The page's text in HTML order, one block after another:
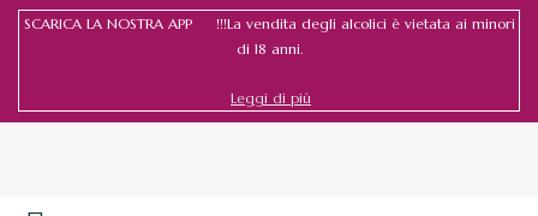
SCARICA LA NOSTRA APP !!!La vendita degli alcolici è vietata ai minori
di 18 anni.
Leggi di più